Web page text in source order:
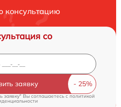
консультацию
со
заявку
заявку" Вы соглашаетесь cполитикой